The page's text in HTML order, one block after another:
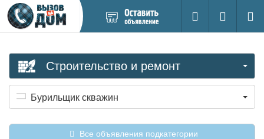
новое
Поиск
Вход на
Строительство и ремонт
Бурильщик скважин
Все объявления подкатегории